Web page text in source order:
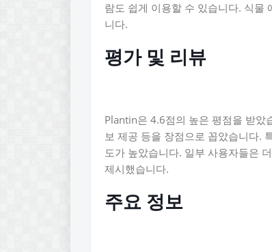
람도 쉽게 이용할 수 있습니다. 식물
니다.
평가 및 리뷰
Plantin은 4.6점의 높은 평점을 받았
보 제공 등을 장점으로 꼽았습니다.
도가 높았습니다. 일부 사용자들은
제시했습니다.
주요 정보